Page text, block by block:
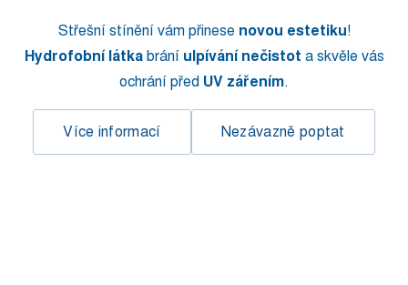
Střešní stínění vám přinese novou estetiku!
Hydrofobní látkabrání ulpívání nečistot a skvěle vás
ochrání před UV zářením.
Více informací Nezávazně poptat